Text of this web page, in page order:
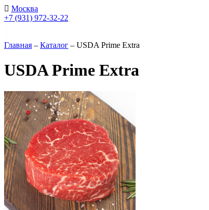
Москва
+7 (931) 972-32-22
Главная – Каталог – USDA Prime Extra
USDA Prime Extra